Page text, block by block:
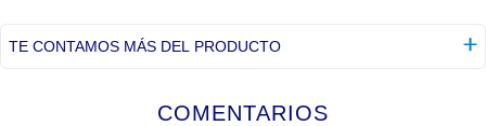
TE CONTAMOS MÁS DEL PRODUCTO
COMENTARIOS